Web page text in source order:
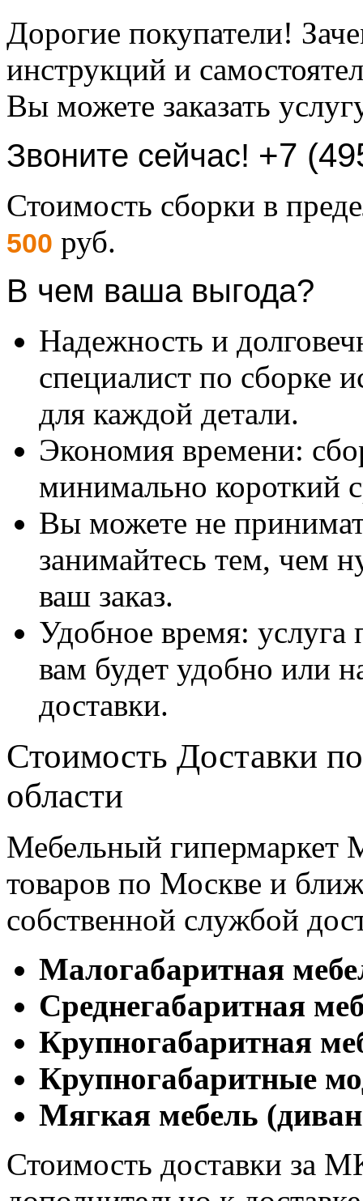
Дорогие покупатели!
инструкций и
Вы можете заказать
Звоните сейчас! +7
Стоимость сборки в
500 руб.
В чем ваша выгода?
Надежность и
специалист по сборке
для каждой детали.
Экономия времени:
минимально короткий
Вы можете не
занимайтесь тем, чем
ваш заказ.
Удобное время: услуга
вам будет удобно или
доставки.
Стоимость Доставки
области
Мебельный гипермаркет
товаров по Москве и
собственной службой
Малогабаритная
Cреднегабаритная
Крупногабаритная
Крупногабаритные
Мягкая мебель
Стоимость доставки за